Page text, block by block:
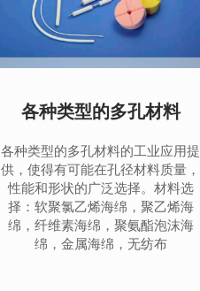
各种类型的多孔材料
各种类型的多孔材料的工业应用提
供，使得有可能在孔径材料质量，
性能和形状的广泛选择。材料选
择：软聚氯乙烯海绵，聚乙烯海
绵，纤维素海绵，聚氨酯泡沫海
绵，金属海绵，无纺布